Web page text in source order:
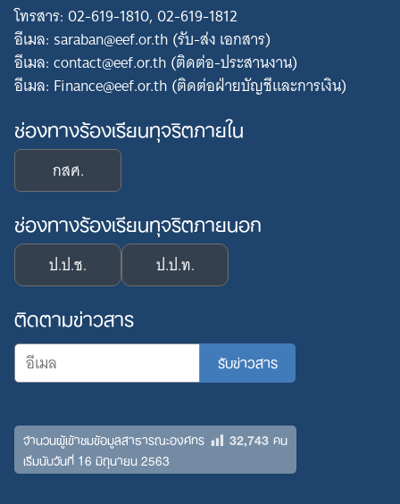
โทรสาร: 02-619-1810, 02-619-1812
อีเมล: saraban@eef.or.th (รับ-ส่ง เอกสาร)
อีเมล: contact@eef.or.th (ติดต่อ-ประสานงาน)
อีเมล: Finance@eef.or.th (ติดต่อฝ่ายบัญชีและการเงิน)
ช่องทางร้องเรียนทุจริตภายใน
กสศ.
ช่องทางร้องเรียนทุจริตภายนอก
ป.ป.ช. ป.ป.ท.
ติดตามข่าวสาร
จำนวนผู้เข้าชมข้อมูลสาธารณะองค์กร 32,743คน
เริ่มนับวันที่ 16 มิถุนายน 2563